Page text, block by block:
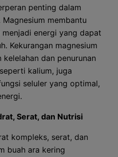
penting dalam
membantu
menjadi energi yang dapat
Kekurangan magnesium
dan penurunan
kalium, juga
seluler yang optimal,
Serat, dan Nutrisi
kompleks, serat, dan
buah ara kering